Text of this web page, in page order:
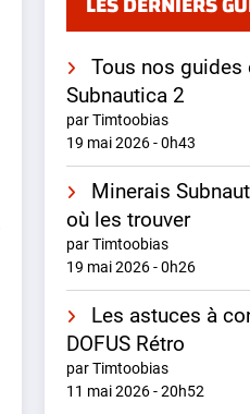
Tous nos
Subnautica 2
par Timtoobias
19 mai 2026 - 0h43
Minerais
où les trouver
par Timtoobias
19 mai 2026 - 0h26
Les astuces à
DOFUS Rétro
par Timtoobias
11 mai 2026 - 20h52